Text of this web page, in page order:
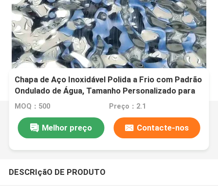
Chapa de Aço Inoxidável Polida a Frio com Padrão
Ondulado de Água, Tamanho Personalizado para
Aplicações Decorativas
MOQ：500 Preço：2.1
Melhor preço Contacte-nos
DESCRIçãO DE PRODUTO